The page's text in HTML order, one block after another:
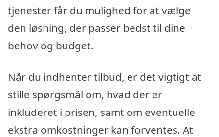
tjenester får du mulighed for at vælge
den løsning, der passer bedst til dine
behov og budget.
Når du indhenter tilbud, er det vigtigt at
stille spørgsmål om, hvad der er
inkluderet i prisen, samt om eventuelle
ekstra omkostninger kan forventes. At